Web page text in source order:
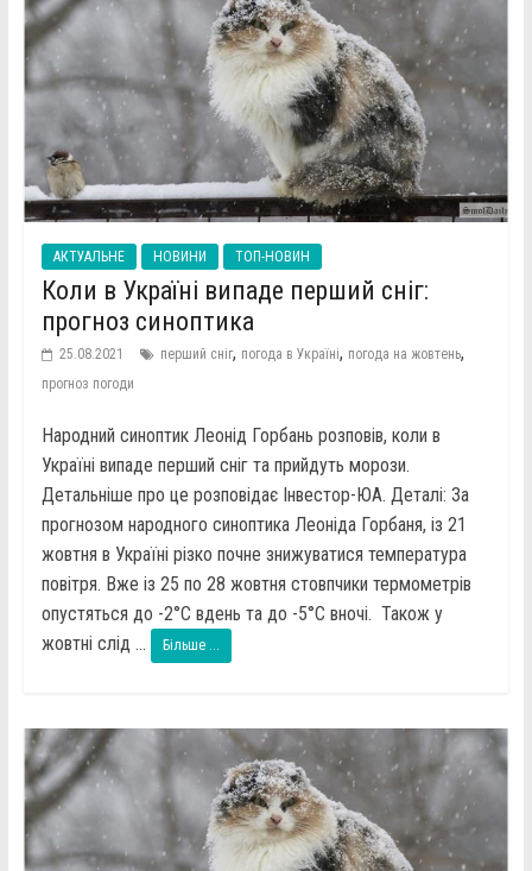
АКТУАЛЬНЕ НОВИНИ ТОП-НОВИН
Коли в Україні випаде перший сніг:
прогноз синоптика
25.08.2021 перший сніг, погода в Україні, погода на жовтень,
прогноз погоди
Народний синоптик Леонід Горбань розповів, коли в
Україні випаде перший сніг та прийдуть морози.
Детальніше про це розповідає Інвестор-ЮА. Деталі: За
прогнозом народного синоптика Леоніда Горбаня, із 21
жовтня в Україні різко почне знижуватися температура
повітря. Вже із 25 по 28 жовтня стовпчики термометрів
опустяться до -2°С вдень та до -5°С вночі. Також у
жовтні слід ...
Більше ...